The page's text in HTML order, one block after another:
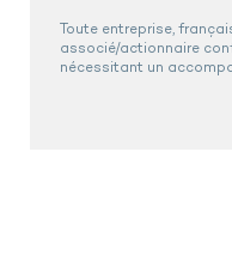
Toute entreprise,
associé/actionnaire
nécessitant un